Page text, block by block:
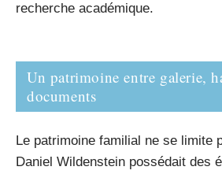
recherche académique.
Un patrimoine entre galerie,
documents
Le patrimoine familial ne se limite
Daniel Wildenstein possédait des